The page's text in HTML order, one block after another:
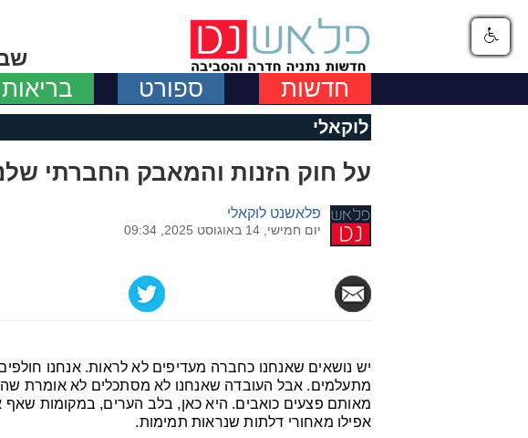
שבת, 8
חדשות ספורט בריאות
לוקאלי
על חוק הזנות והמאבק החברתי
פלאשנט לוקאלי
יום חמישי, 14 באוגוסט 2025, 09:34
יש נושאים שאנחנו כחברה מעדיפים לא לראות. אנחנו
מתעלמים. אבל העובדה שאנחנו לא מסתכלים לא אומרת
מאותם פצעים כואבים. היא כאן, בלב הערים, במקומות שאף
אפילו מאחורי דלתות שנראות תמימות.